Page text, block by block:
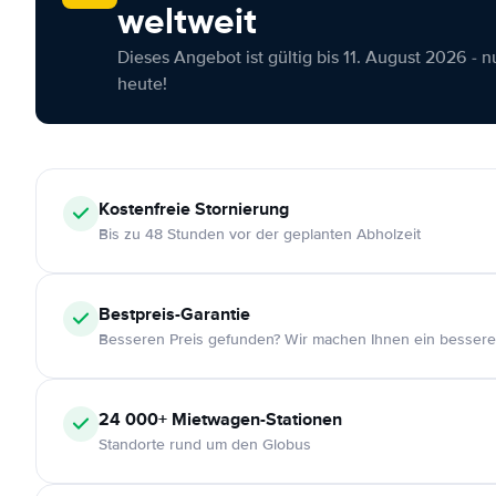
weltweit
Dieses Angebot ist gültig bis 11. August 2026 -
heute!
KostenfreieStornierung
Bis zu 48 Stunden vor der geplanten Abholzeit
Bestpreis-Garantie
Besseren Preis gefunden? Wir machen Ihnen ein
24 000+ Mietwagen-Stationen
Standorte rund um den Globus